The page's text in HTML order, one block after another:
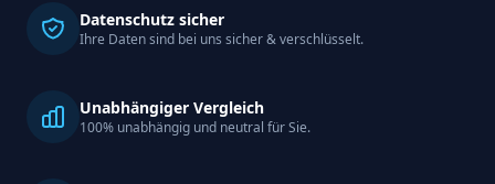
Datenschutz sicher
Ihre Daten sind bei uns sicher & verschlüsselt.
Unabhängiger Vergleich
100% unabhängig und neutral für Sie.